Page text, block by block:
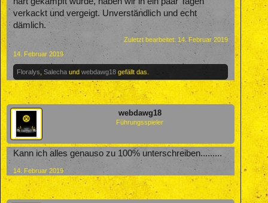
verkackt und vergeigt. Unverständlich und echt
dämlich.
Zuletzt bearbeitet: 14. Februar 2019
14. Februar 2019
Floralys Salecha und webdawg18 gefällt das.
webdawg18
Führungsspieler
Kann ich alles genauso zu 100% unterschreiben.........
14. Februar 2019